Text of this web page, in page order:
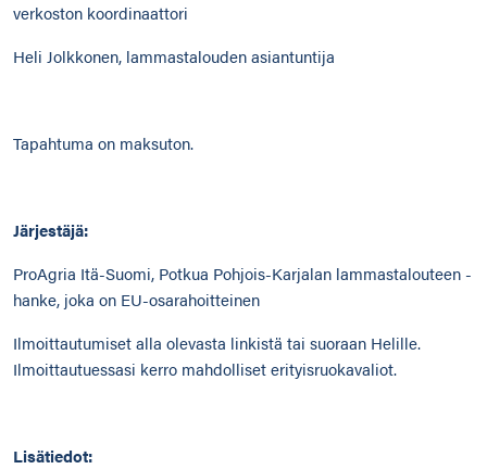
verkoston koordinaattori
Heli Jolkkonen, lammastalouden asiantuntija
Tapahtuma on maksuton.
Järjestäjä:
ProAgria Itä-Suomi, Potkua Pohjois-Karjalan lammastalouteen -
hanke, joka on EU-osarahoitteinen
Ilmoittautumiset alla olevasta linkistä tai suoraan Helille.
Ilmoittautuessasi kerro mahdolliset erityisruokavaliot.
Lisätiedot: